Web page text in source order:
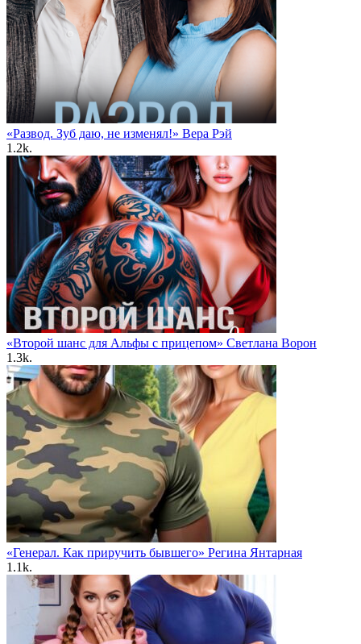
«Развод. Зуб даю, не изменял!» Вера Рэй
1.2k.
«Второй шанс для Альфы с прицепом» Светлана Ворон
1.3k.
«Генерал. Как приручить бывшего» Регина Янтарная
1.1k.